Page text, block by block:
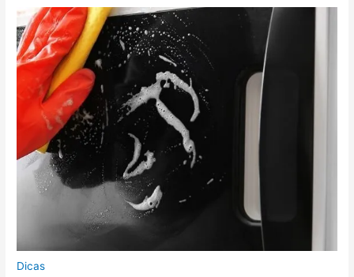
Dicas